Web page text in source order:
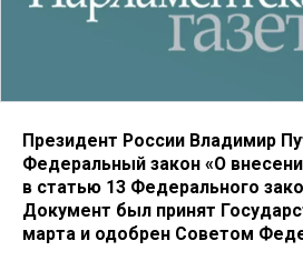
Президент России Владимир
Федеральный закон «О
в статью 13 Федерального
Документ был принят
марта и одобрен Советом